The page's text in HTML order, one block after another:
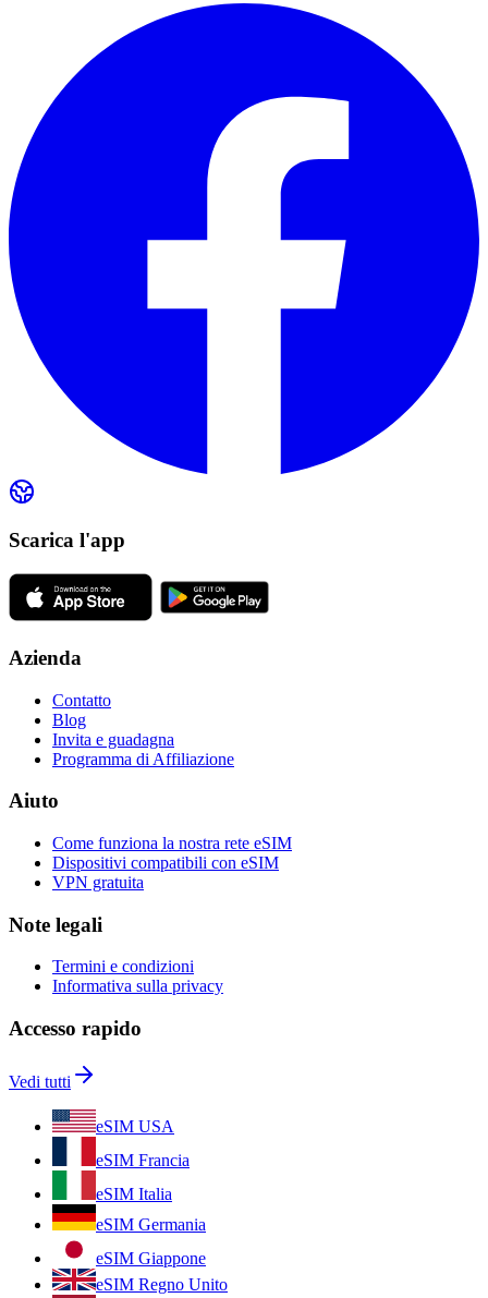
Scarica l'app
Azienda
Contatto
Blog
Invita e guadagna
Programma di Affiliazione
Aiuto
Come funziona la nostra rete eSIM
Dispositivi compatibili con eSIM
VPN gratuita
Note legali
Termini e condizioni
Informativa sulla privacy
Accesso rapido
Vedi tutti
eSIM USA
eSIM Francia
eSIM Italia
eSIM Germania
eSIM Giappone
eSIM Regno Unito